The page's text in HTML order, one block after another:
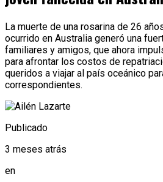
La muerte de una rosarina de 26
ocurrido en Australia generó una
familiares y amigos, que ahora
para afrontar los costos de
queridos a viajar al país oceánico
correspondientes.
Publicado
3 meses atrás
en